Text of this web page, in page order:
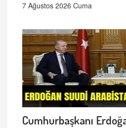
7 Ağustos 2026 Cuma
Cumhurbaşkanı